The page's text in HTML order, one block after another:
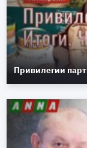
Привилегии